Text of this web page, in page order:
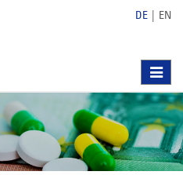
DE | EN
Toggle